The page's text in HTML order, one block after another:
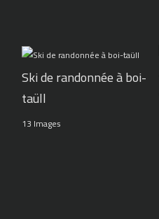
Ski de randonnée à boi-
taüll
13 Images